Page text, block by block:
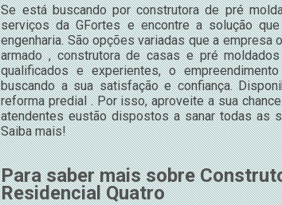
Se está buscando por construtora de pré
serviços da GFortes e encontre a solução
engenharia. São opções variadas que a
armado , construtora de casas e pré
qualificados e experientes, o
buscando a sua satisfação e confiança.
reforma predial . Por isso, aproveite a sua
atendentes eustão dispostos a sanar todas as
Saiba mais!
Para saber mais sobre
Residencial Quatro